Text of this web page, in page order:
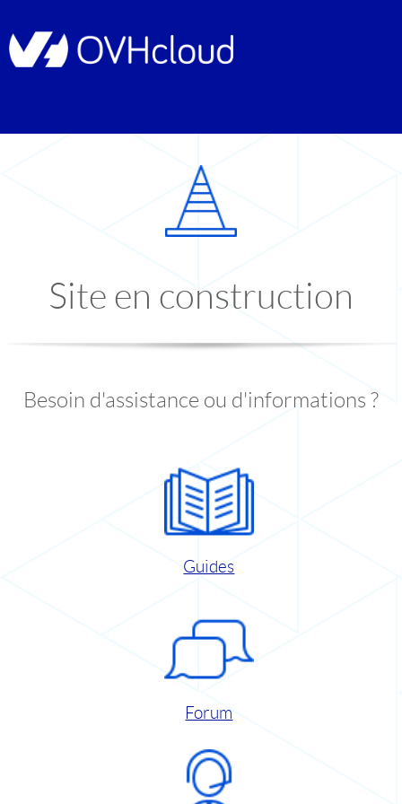
Site en construction
Besoin d'assistance ou d'informations ?
Guides
Forum